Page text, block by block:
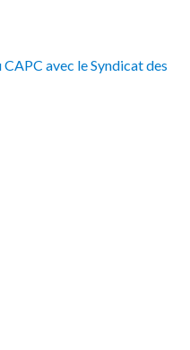
avec leSyndicat des